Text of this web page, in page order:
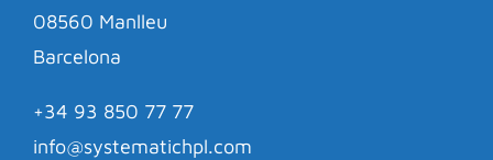
08560 Manlleu
Barcelona
+34 93 850 77 77
info@systematichpl.com